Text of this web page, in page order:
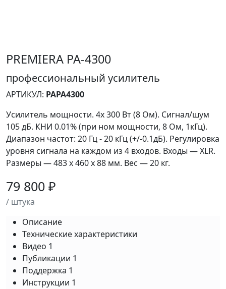
PREMIERA PA-4300
профессиональный усилитель
АРТИКУЛ: PAPA4300
Усилитель мощности. 4x 300 Вт (8 Ом). Сигнал/шум
105 дБ. КНИ 0.01% (при ном мощности, 8 Ом, 1кГц).
Диапазон частот: 20 Гц - 20 кГц (+/-0.1дБ). Регулировка
уровня сигнала на каждом из 4 входов. Входы — XLR.
Размеры — 483 х 460 х 88 мм. Вес — 20 кг.
79 800 ₽
/ штука
Описание
Технические характеристики
Видео 1
Публикации 1
Поддержка 1
Инструкции 1